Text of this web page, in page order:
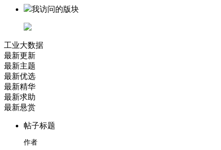
我访问的版块
工业大数据
最新更新
最新主题
最新优选
最新精华
最新求助
最新悬赏
帖子标题
作者